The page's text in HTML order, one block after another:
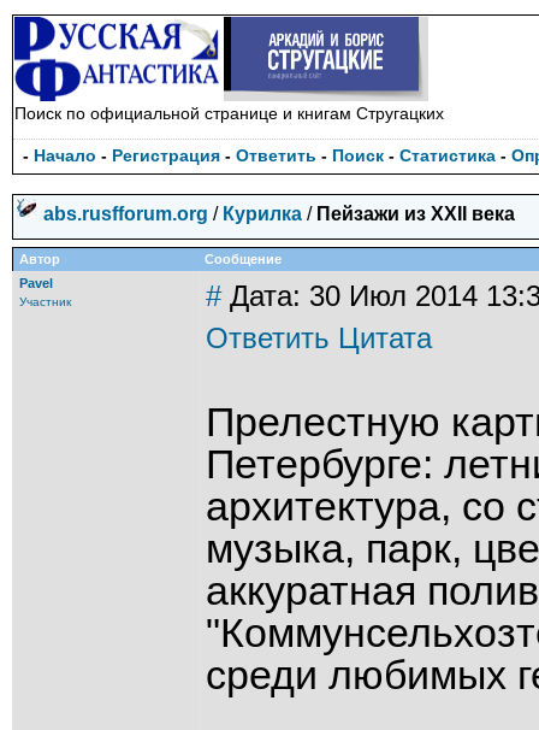
Поиск по официальной странице и книгам Стругацких
- Начало - Регистрация - Ответить - Поиск - Статистика -
abs.rusfforum.org / Курилка / Пейзажи из XXII века
Автор
Сообщение
Pavel
Участник #Дата: 30 Июл 2014
Ответить Цитата
Прелестную
Петербурге:
архитектура, со
музыка, парк,
аккуратная
среди любимых